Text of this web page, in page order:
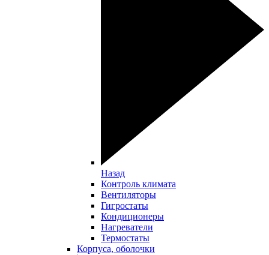
Назад
Контроль климата
Вентиляторы
Гигростаты
Кондиционеры
Нагреватели
Термостаты
Корпуса, оболочки